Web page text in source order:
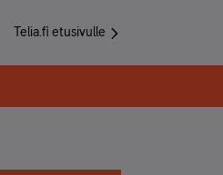
Telia.fi etusivulle